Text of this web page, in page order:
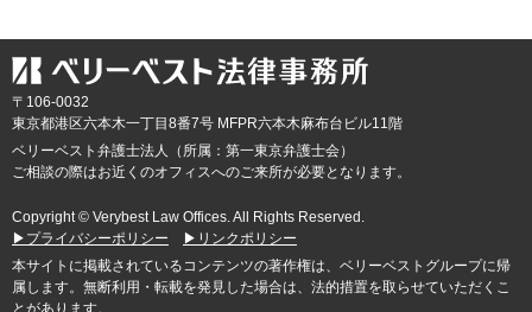
〒106-0032
東京都港区六本木一丁目8番7号 MFPR六本木麻布台ビル11階
ベリーベスト弁護士法人（所属：第一東京弁護士会）
ご相談の際はお近くのオフィスへのご来所が必要となります。
Copyright © Verybest Law Offices. All Rights Reserved.
▶プライバシーポリシー
▶リンクポリシー
本サイトに掲載されているコンテンツの著作権は、ベリーベストグループに帰
属します。無断利用・転載を発見した場合は、法的措置を取らせていただくこ
とがあります。